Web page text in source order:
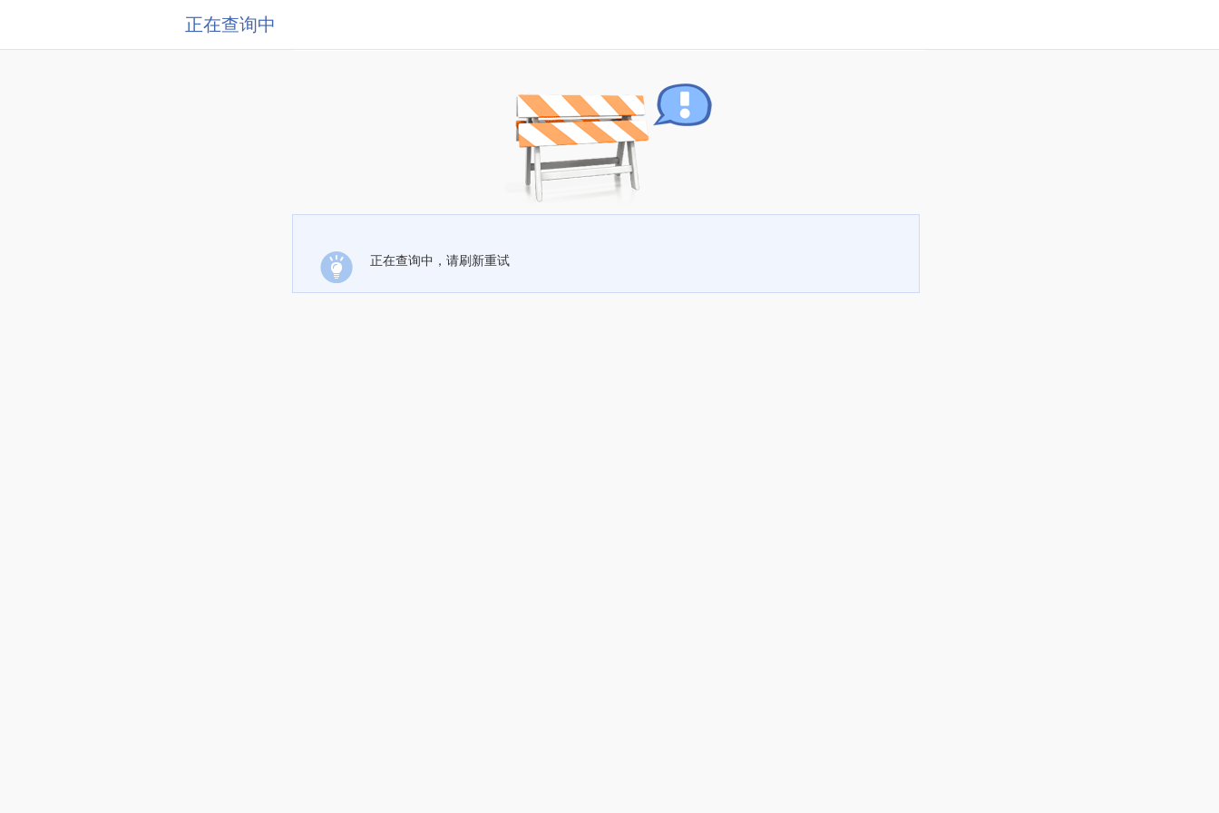
正在查询中
正在查询中，请刷新重试